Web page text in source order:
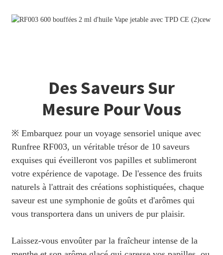
Des Saveurs Sur
Mesure Pour Vous
※ Embarquez pour un voyage sensoriel unique avec
Runfree RF003, un véritable trésor de 10 saveurs
exquises qui éveilleront vos papilles et sublimeront
votre expérience de vapotage. De l'essence des fruits
naturels à l'attrait des créations sophistiquées, chaque
saveur est une symphonie de goûts et d'arômes qui
vous transportera dans un univers de pur plaisir.
Laissez-vous envoûter par la fraîcheur intense de la